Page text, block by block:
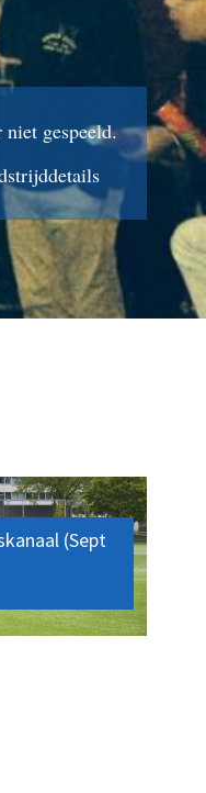
gespeeld.
(Sept